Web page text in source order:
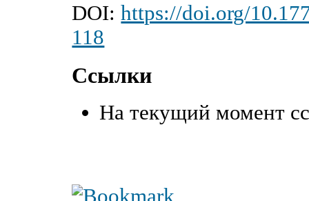
DOI:https://doi.org/
118
Ссылки
На текущий момент